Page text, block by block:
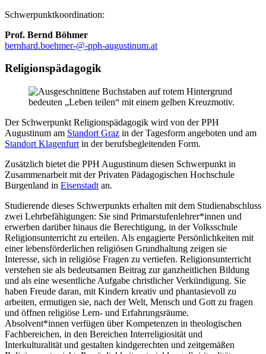
Schwerpunktkoordination:
Prof. Bernd Böhmer
bernhard.boehmer-@-pph-augustinum.at
Religionspädagogik
Der Schwerpunkt Religionspädagogik wird von der PPH
Augustinum am Standort Graz in der Tagesform angeboten und am
Standort Klagenfurt in der berufsbegleitenden Form.
Zusätzlich bietet die PPH Augustinum diesen Schwerpunkt in
Zusammenarbeit mit der Privaten Pädagogischen Hochschule
Burgenland in Eisenstadt an.
Studierende dieses Schwerpunkts erhalten mit dem Studienabschluss
zwei Lehrbefähigungen: Sie sind Primarstufenlehrer*innen und
erwerben darüber hinaus die Berechtigung, in der Volksschule
Religionsunterricht zu erteilen. Als engagierte Persönlichkeiten mit
einer lebensförderlichen religiösen Grundhaltung zeigen sie
Interesse, sich in religiöse Fragen zu vertiefen. Religionsunterricht
verstehen sie als bedeutsamen Beitrag zur ganzheitlichen Bildung
und als eine wesentliche Aufgabe christlicher Verkündigung. Sie
haben Freude daran, mit Kindern kreativ und phantasievoll zu
arbeiten, ermutigen sie, nach der Welt, Mensch und Gott zu fragen
und öffnen religiöse Lern- und Erfahrungsräume.
Absolvent*innen verfügen über Kompetenzen in theologischen
Fachbereichen, in den Bereichen Interreligiosität und
Interkulturalität und gestalten kindgerechten und zeitgemäßen